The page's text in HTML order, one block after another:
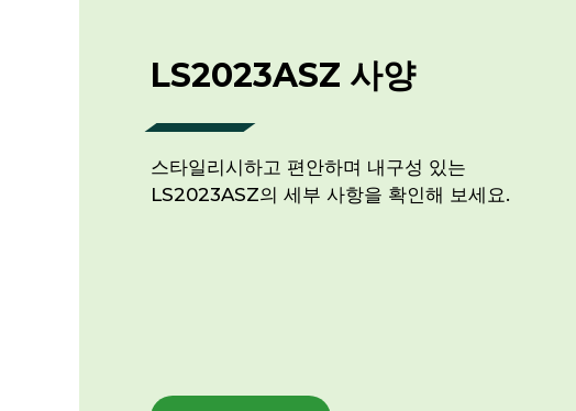
LS2023ASZ 사양
스타일리시하고 편안하며 내구성 있는
LS2023ASZ의 세부 사항을 확인해 보세요.